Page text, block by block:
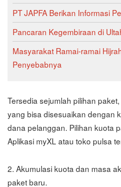
PT JAPFA Berikan Informasi
Pancaran Kegembiraan di
Masyarakat Ramai-ramai
Penyebabnya
Tersedia sejumlah pilihan
yang bisa disesuaikan dengan
dana pelanggan. Pilihan kuota
Aplikasi myXL atau toko pulsa
2. Akumulasi kuota dan masa
paket baru.